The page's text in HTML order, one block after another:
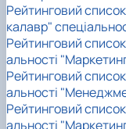
Рейтинговий
калавр"
Рейтинговий
альності
Рейтинговий
альності
Рейтинговий
альності